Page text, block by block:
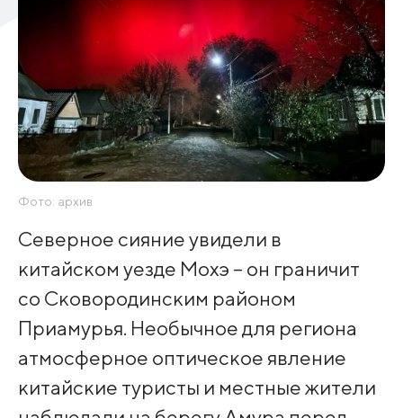
Фото: архив
Северное сияние увидели в
китайском уезде Мохэ – он граничит
со Сковородинским районом
Приамурья. Необычное для региона
атмосферное оптическое явление
китайские туристы и местные жители